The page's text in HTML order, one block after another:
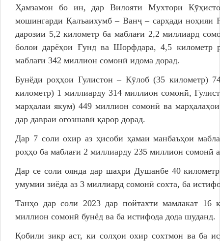
Ҳамзамон бо ин, дар Вилояти Мухтори
мошингарди Қалъаихумб – Ванҷ – сарҳади
дарозии 5,2 километр ба маблағи 2,2 миллиард
болои дарёҳои Ғунд ва Шорфдара, 4,5 километр
маблағи 342 миллион сомонӣ идома дорад.
Бунёди роҳҳои Гулистон – Кӯлоб (35 километр)
километр) 1 миллиарду 314 миллион сомонӣ,
марҳалаи якум) 449 миллион сомонӣ ва
дар давраи оғозшавӣ қарор дорад.
Дар 7 соли охир аз ҳисоби ҳамаи манбаъҳои
роҳҳо ба маблағи 2 миллиарду 235 миллион сомонӣ
Дар се соли оянда дар шаҳри Душанбе 40
умумии зиёда аз 3 миллиард сомонӣ сохта, ба
Танҳо дар соли 2023 дар пойтахти мамлакат
миллион сомонӣ бунёд ва ба истифода дода шуданд.
Қобили зикр аст, ки солҳои охир сохтмон ва ба